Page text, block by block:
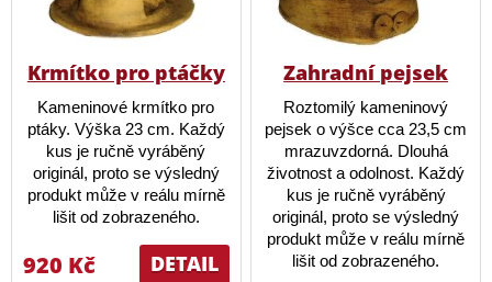
Krmítko pro ptáčky
Kameninové krmítko pro
ptáky. Výška 23 cm. Každý
kus je ručně vyráběný
originál, proto se výsledný
produkt může v reálu mírně
lišit od zobrazeného.
DETAIL
920 Kč
Zahradní pejsek
Roztomilý kameninový
pejsek o výšce cca 23,5 cm
mrazuvzdorná. Dlouhá
životnost a odolnost. Každý
kus je ručně vyráběný
originál, proto se výsledný
produkt může v reálu mírně
lišit od zobrazeného.